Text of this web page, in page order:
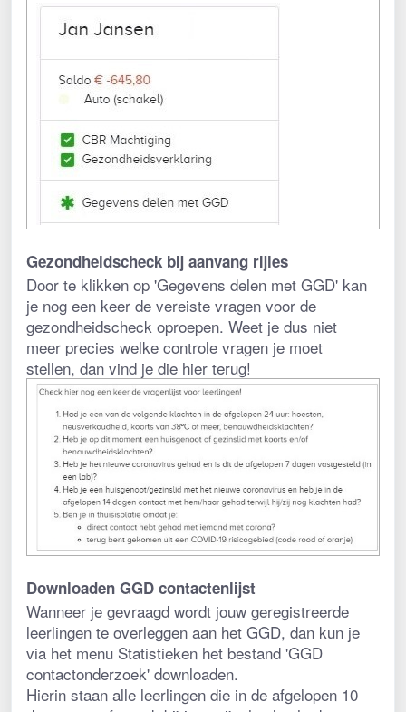
Gezondheidscheck bij aanvang rijles
Door te klikken op 'Gegevens delen met GGD' kan
je nog een keer de vereiste vragen voor de
gezondheidscheck oproepen. Weet je dus niet
meer precies welke controle vragen je moet
stellen, dan vind je die hier terug!
Downloaden GGD contactenlijst
Wanneer je gevraagd wordt jouw geregistreerde
leerlingen te overleggen aan het GGD, dan kun je
via het menu Statistieken het bestand 'GGD
contactonderzoek' downloaden.
Hierin staan alle leerlingen die in de afgelopen 10